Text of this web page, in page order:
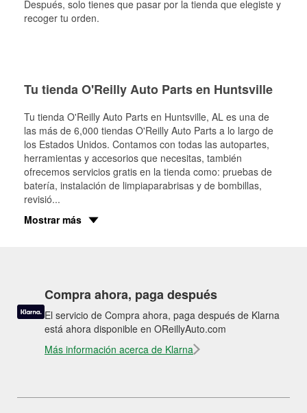
Después, solo tienes que pasar por la tienda que elegiste y
recoger tu orden.
Tu tienda O'Reilly Auto Parts en Huntsville
Tu tienda O'Reilly Auto Parts en Huntsville, AL es una de
las más de 6,000 tiendas O'Reilly Auto Parts a lo largo de
los Estados Unidos. Contamos con todas las autopartes,
herramientas y accesorios que necesitas, también
ofrecemos servicios gratis en la tienda como: pruebas de
batería, instalación de limpiaparabrisas y de bombillas,
revisió...
Mostrar más
Compra ahora, paga después
El servicio de Compra ahora, paga después de Klarna
está ahora disponible en OReillyAuto.com
Más información acerca de Klarna